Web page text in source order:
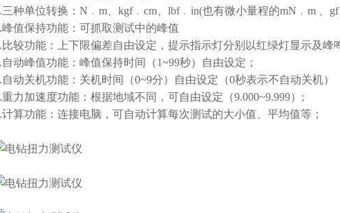
三种单位转换：N﹒m、kgf﹒cm、lbf﹒in(也有微小量程的mN﹒m 、
峰值保持功能：可抓取测试中的峰值
比较功能：上下限偏差自由设定，提示指示灯分别以红绿灯显示及峰
自动峰值功能：峰值保持时间（1~99秒）自由设定；
自动关机功能：关机时间（0~9分）自由设定（0秒表示不自动关机）
重力加速度功能：根据地域不同，可自由设定（9.000~9.999）;
计算功能：连接电脑，可自动计算每次测试的大小值、平均值等；